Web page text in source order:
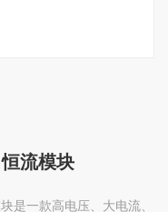
流模块